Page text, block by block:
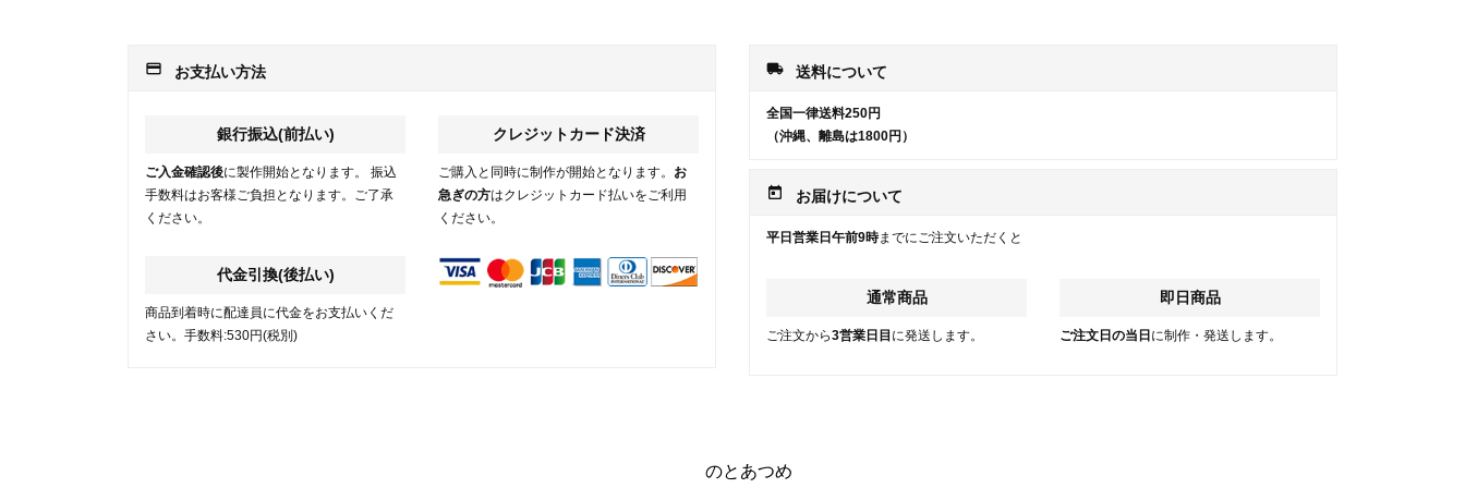
payment お支払い方法
銀行振込(前払い)
ご入金確認後に製作開始となります。 振込
手数料はお客様ご負担となります。ご了承
ください。
代金引換(後払い)
商品到着時に配達員に代金をお支払いくだ
さい。手数料:530円(税別)
クレジットカード決済
ご購入と同時に制作が開始となります。 お
急ぎの方はクレジットカード払いをご利用
ください。
local_shipping 送料について
全国一律送料250円
（沖縄、離島は1800円）
today お届けについて
平日営業日午前9時までにご注文いただくと
通常商品
ご注文から3営業日目 に発送します。
即日商品
ご注文日の当日 に制作・発送します。
のとあつめ